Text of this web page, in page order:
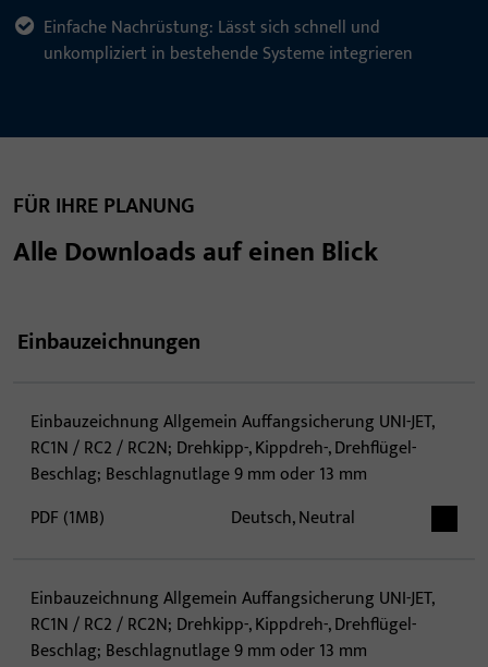
Einfache Nachrüstung: Lässt sich schnell und
unkompliziert in bestehende Systeme integrieren
FÜR IHRE PLANUNG
Alle Downloads auf einen Blick
Einbauzeichnungen
Einbauzeichnung Allgemein Auffangsicherung UNI-JET,
RC1N / RC2 / RC2N; Drehkipp-, Kippdreh-, Drehflügel-
Beschlag; Beschlagnutlage 9 mm oder 13 mm
PDF (1MB)
Deutsch, Neutral
Einbauzeichnung Allgemein Auffangsicherung UNI-JET,
RC1N / RC2 / RC2N; Drehkipp-, Kippdreh-, Drehflügel-
Beschlag; Beschlagnutlage 9 mm oder 13 mm